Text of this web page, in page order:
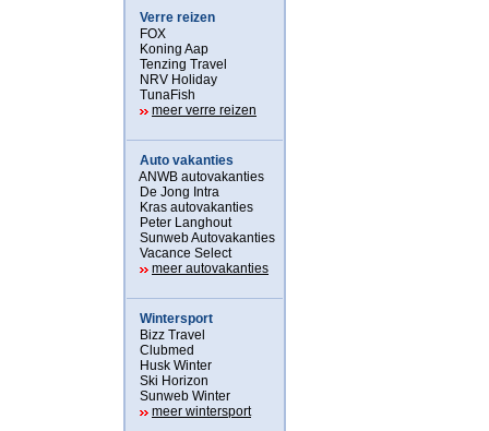
Verre reizen
FOX
Koning Aap
Tenzing Travel
NRV Holiday
TunaFish
meer verre reizen
Auto vakanties
ANWB autovakanties
De Jong Intra
Kras autovakanties
Peter Langhout
Sunweb Autovakanties
Vacance Select
meer autovakanties
Wintersport
Bizz Travel
Clubmed
Husk Winter
Ski Horizon
Sunweb Winter
meer wintersport